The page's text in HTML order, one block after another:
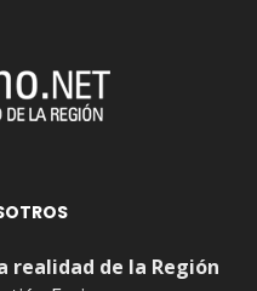
realidad de la Región